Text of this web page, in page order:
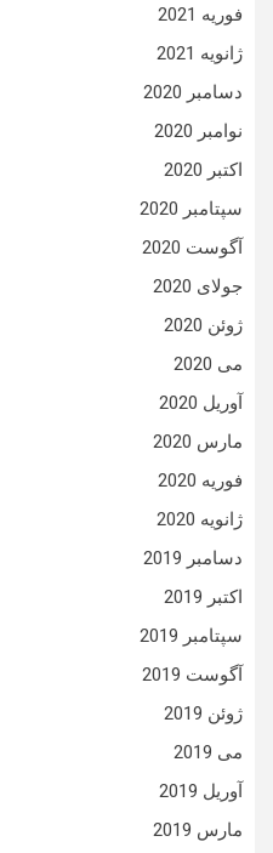
فوریه 2021
ژانویه 2021
دسامبر 2020
نوامبر 2020
اکتبر 2020
سپتامبر 2020
آگوست 2020
جولای 2020
ژوئن 2020
می 2020
آوریل 2020
مارس 2020
فوریه 2020
ژانویه 2020
دسامبر 2019
اکتبر 2019
سپتامبر 2019
آگوست 2019
ژوئن 2019
می 2019
آوریل 2019
مارس 2019